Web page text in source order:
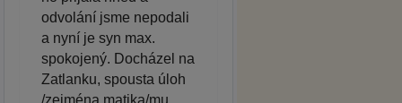
odvolání jsme nepodali
a nyní je syn max.
spokojený. Docházel na
Zatlanku, spousta úloh
/zejména matika/mu